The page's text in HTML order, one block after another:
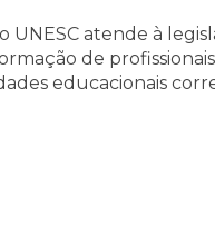
UNESC atende à
de
educacionais